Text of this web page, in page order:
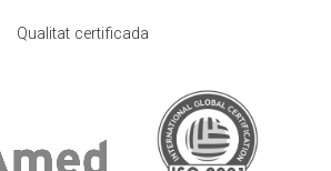
Qualitat certificada